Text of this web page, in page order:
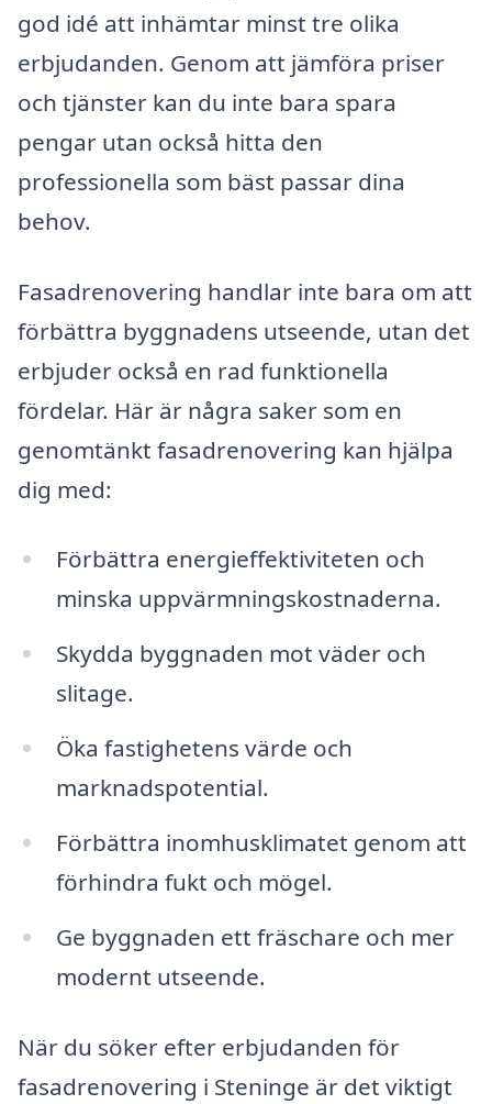
god idé att inhämtar minst tre olika
erbjudanden. Genom att jämföra priser
och tjänster kan du inte bara spara
pengar utan också hitta den
professionella som bäst passar dina
behov.
Fasadrenovering handlar inte bara om att
förbättra byggnadens utseende, utan det
erbjuder också en rad funktionella
fördelar. Här är några saker som en
genomtänkt fasadrenovering kan hjälpa
dig med:
Förbättra energieffektiviteten och
minska uppvärmningskostnaderna.
Skydda byggnaden mot väder och
slitage.
Öka fastighetens värde och
marknadspotential.
Förbättra inomhusklimatet genom att
förhindra fukt och mögel.
Ge byggnaden ett fräschare och mer
modernt utseende.
När du söker efter erbjudanden för
fasadrenovering i Steninge är det viktigt